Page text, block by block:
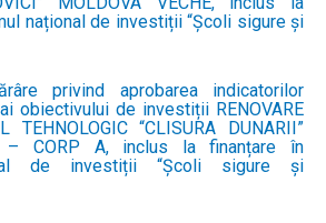
național de investiții “Școli sigure și
privind aprobarea indicatorilor
obiectivului de investiții RENOVARE
TEHNOLOGIC “CLISURA DUNARII”
– CORP A, inclus la finanțare în
de investiții “Școli sigure și